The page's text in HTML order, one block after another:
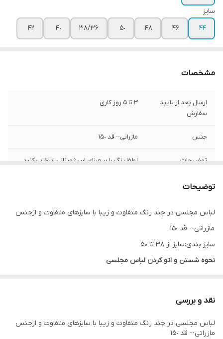
سایز
44
46
48 ۵٠ ٣۶/٣٨ ۴٠ ۴٢
مشخصات
ارسال بعد از تایید
سفارش
3 تا 5 روز کاری
جنس مازراتی-- قد ١۵٠
توضیحات لطفا رنگ را بر مبنای غیر ژورنالی انتخاب کنید__
توضیحات
لباس مجلسی در چند رنگ متفاوت و زیبا با سایزهای متفاوت و ازجنس
مازراتی-- قد ١۵٠
سایز بندی:سایز از 38 تا 50
نحوه شستن و اتو کردن لباس مجلسی
کنید، لباس را به آرامی چنگ بزنید و دقت کنید به بافت پارچه آسیب
وارد نشود چراکه دارای بافتی حساس است پس بهتر است در هوای آزاد
نقد و بررسی
لباس مجلسی در چند رنگ متفاوت و زیبا با سایزهای متفاوت و ازجنس
مازراتی-- قد ١۵٠